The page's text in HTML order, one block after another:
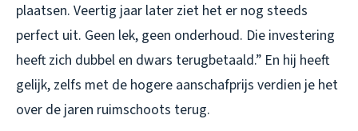
plaatsen. Veertig jaar later ziet het er nog steeds
perfect uit. Geen lek, geen onderhoud. Die investering
heeft zich dubbel en dwars terugbetaald.” En hij heeft
gelijk, zelfs met de hogere aanschafprijs verdien je het
over de jaren ruimschoots terug.